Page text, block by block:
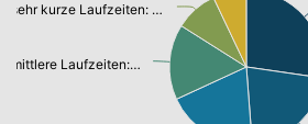
mittlere Laufzeiten: 15,87%
sehr kurze Laufzeiten: 8,97%